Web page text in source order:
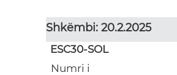
Shkëmbi: 20.2.2025
ESC30-SOL
Numri i